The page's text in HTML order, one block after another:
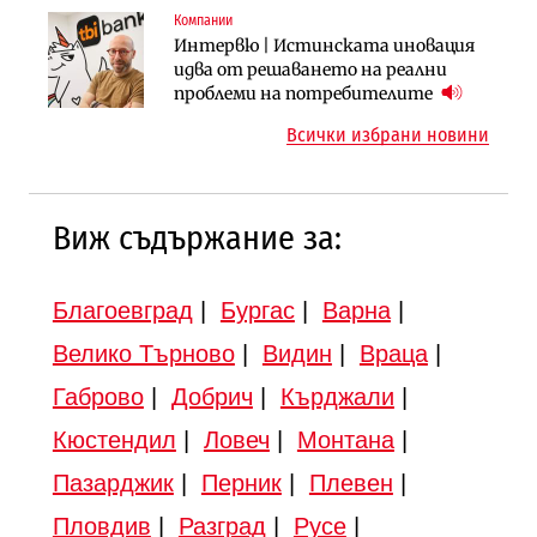
Компании
Интервю | Истинската иновация
идва от решаването на реални
проблеми на потребителите
Инфраструктура
АПИ възложи промяната на
парцеларния план за
Инфраструктура
Вторият мост над Варненското
езеро става част от бъдещата
Всички избрани новини
Виж съдържание за:
Благоевград Бургас| Варна|
Велико Търново| Видин Враца|
Габрово| Добрич Кърджали
Кюстендил
Ловеч Монтана|
Пазарджик| Перник| Плевен
Пловдив
Разград Русе|